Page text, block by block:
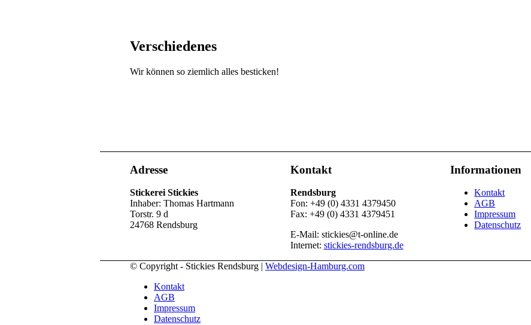
Verschiedenes
Wir können so ziemlich alles besticken!
Adresse
Stickerei Stickies
Inhaber: Thomas Hartmann
Torstr. 9 d
24768 Rendsburg
Kontakt
Rendsburg
Fon: +49 (0) 4331 4379450
Fax: +49 (0) 4331 4379451
E-Mail: stickies@t-online.de
Internet: stickies-rendsburg.de
Informationen
Kontakt
AGB
Impressum
Datenschutz
© Copyright - Stickies Rendsburg | Webdesign-Hamburg.com
Kontakt
AGB
Impressum
Datenschutz